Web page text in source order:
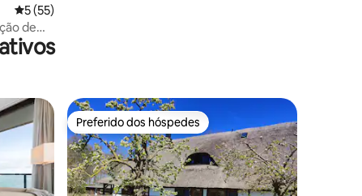
5 de uma avaliação média de 5, 55 avaliações
5 (55)
de
Preferido dos hóspedes
Preferido dos hóspedes